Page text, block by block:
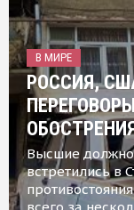
В МИРЕ
РОССИЯ,
Высшие
встретились в
всего за